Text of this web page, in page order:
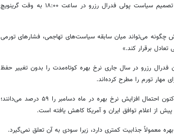
را از دست داده است، زیرا تمام توجه بازارها به تصمیم سیاست پولی فدرال رزرو در ساعت ۱۸:۰۰ به وقت گرینویچ
چگونه می‌تواند میان سابقه سیاست‌های تهاجمی، فشارهای تورمی
برقرار کند.»
فدرال رزرو در سال جاری نرخ بهره کوتاه‌مدت را بدون تغییر حفظ
مهار تورم را مطرح کرده‌اند.
بر اساس ابزار FedWatch در CME، معامله‌گران اکنون احتمال افزایش نرخ بهره در ماه دسامبر را ۵۹ درصد می‌دانند؛
معمولاً جذابیت کمتری دارد، زیرا سودی به آن تعلق نمی‌گیرد.